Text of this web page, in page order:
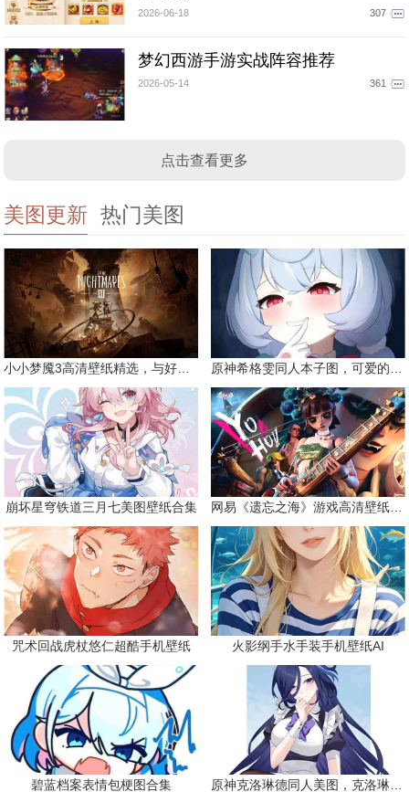
2026-06-18 307
梦幻西游手游实战阵容推荐
2026-05-14 361
点击查看更多
美图更新 热门美图
小小梦魇3高清壁纸精选，与好友一同面对恐惧 原神希格雯同人本子图，可爱的双马尾
崩坏星穹铁道三月七美图壁纸合集 网易《遗忘之海》游戏高清壁纸精选
咒术回战虎杖悠仁超酷手机壁纸 火影纲手水手装手机壁纸AI
碧蓝档案表情包梗图合集 原神克洛琳德同人美图，克洛琳德战败会怎样